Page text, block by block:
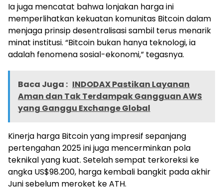
Ia juga mencatat bahwa lonjakan harga ini
memperlihatkan kekuatan komunitas Bitcoin dalam
menjaga prinsip desentralisasi sambil terus menarik
minat institusi. “Bitcoin bukan hanya teknologi, ia
adalah fenomena sosial-ekonomi,” tegasnya.
Baca Juga : INDODAX Pastikan Layanan
Aman dan Tak Terdampak Gangguan AWS
yang Ganggu Exchange Global
Kinerja harga Bitcoin yang impresif sepanjang
pertengahan 2025 ini juga mencerminkan pola
teknikal yang kuat. Setelah sempat terkoreksi ke
angka US$98.200, harga kembali bangkit pada akhir
Juni sebelum meroket ke ATH.